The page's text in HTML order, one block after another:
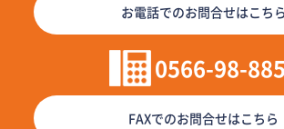
お電話でのお問合せはこちら
0566-98-
FAXでのお問合せはこちら